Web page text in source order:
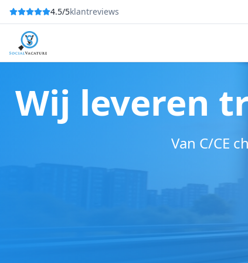
4.5/5klantreviews
Wij leveren
Van C/CE